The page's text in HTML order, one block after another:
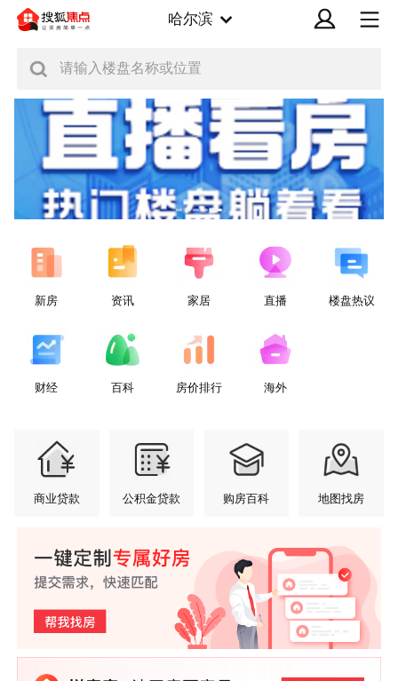
哈尔滨
请输入楼盘名称或位置
新房 资讯 家居 直播 楼盘热议
财经 百科 房价排行 海外
商业贷款 公积金贷款 购房百科 地图找房